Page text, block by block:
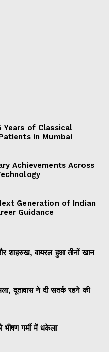
Years of Classical
in Mumbai
Achievements Across
Generation of Indian
Guidance
शाहरुख, वायरल हुआ तीनों खान
दूतावास ने दी सतर्क रहने की
भीषण गर्मी में धकेला